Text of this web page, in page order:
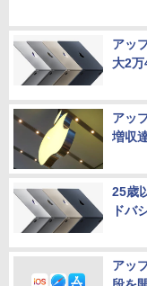
アッ
大2
アッ
増収
25歳
ドバ
アッ